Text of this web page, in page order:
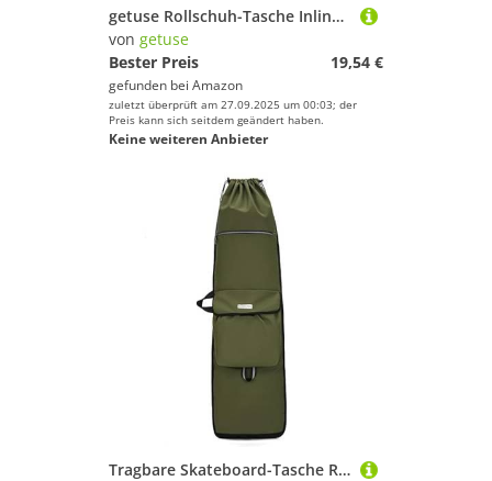
getuse Rollschuh-Tasche Inline-Skate-Tasche für Kinder Erwachsene, 15.75 x 15.75 x 11.42 inch Oxford-Stoff Schlittschuh-Tragetasche mit 3 Fächern, Schultergurt
von getuse
Bester Preis
19,54 €
gefunden bei Amazon
zuletzt überprüft am 27.09.2025 um 00:03; der
Preis kann sich seitdem geändert haben.
Keine weiteren Anbieter
Tragbare Skateboard-Tasche Rucksack – Verstellbarer Riemen Skateboard-Rucksack Reisetasche mit Außentasche, für Standard, Mini-Cruiser, normale Größe Erwachsenen-Skateboard (Grün, L)